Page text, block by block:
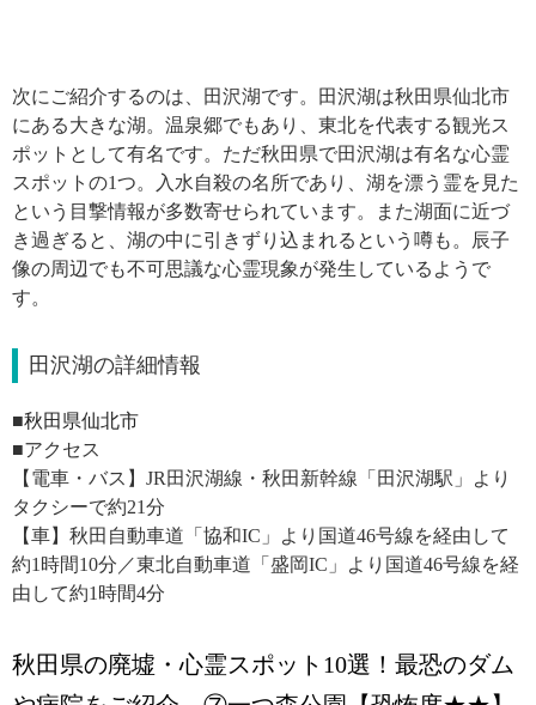
次にご紹介するのは、田沢湖です。田沢湖は秋田県仙北市
にある大きな湖。温泉郷でもあり、東北を代表する観光ス
ポットとして有名です。ただ秋田県で田沢湖は有名な心霊
スポットの1つ。入水自殺の名所であり、湖を漂う霊を見た
という目撃情報が多数寄せられています。また湖面に近づ
き過ぎると、湖の中に引きずり込まれるという噂も。辰子
像の周辺でも不可思議な心霊現象が発生しているようで
す。
田沢湖の詳細情報
■秋田県仙北市
■アクセス
【電車・バス】JR田沢湖線・秋田新幹線「田沢湖駅」より
タクシーで約21分
【車】秋田自動車道「協和IC」より国道46号線を経由して
約1時間10分／東北自動車道「盛岡IC」より国道46号線を経
由して約1時間4分
秋田県の廃墟・心霊スポット10選！最恐のダム